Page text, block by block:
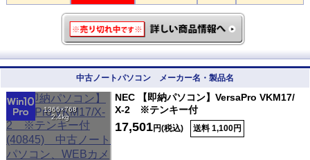
中古ノートパソコン メーカー名・製品名
1366×768
2.4kg
NEC 【即納パソコン】VersaPro VKM17/
X-2 ※テンキー付
17,501円(税込) 送料 1,100円